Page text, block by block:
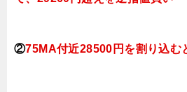
②75MA付近28500円を割り込む